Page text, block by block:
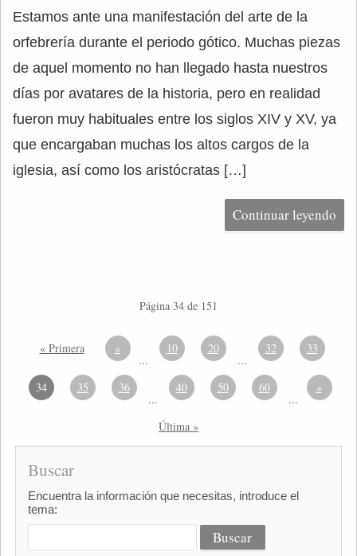
Estamos ante una manifestación del arte de la
orfebrería durante el periodo gótico. Muchas piezas
de aquel momento no han llegado hasta nuestros
días por avatares de la historia, pero en realidad
fueron muy habituales entre los siglos XIV y XV, ya
que encargaban muchas los altos cargos de la
iglesia, así como los aristócratas […]
Continuar leyendo
Página 34 de 151
« Primera «
...
10 20
...
32 33
34 35 36
...
40 50 60
...
»
Última »
Buscar
Encuentra la información que necesitas, introduce el
tema: